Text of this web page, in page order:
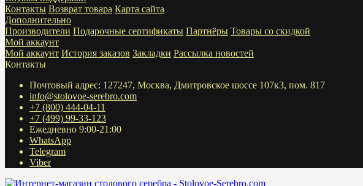
Контакты Возврат товара Карта сайта
Дополнительно
Производители Подарочные сертификаты Партнёры Товары со скидкой
Мой аккаунт
Мой аккаунт История заказов Закладки Рассылка новостей
Контакты
Почтовый адрес: 127247, Москва, Дмитровское шоссе 107к3, пом. 817
info@stolovoe-serebro.com
+7 (800) 444-04-11
+7 (499) 99-33-123
Ежедневно 9:00-21:00
WhatsApp
Telegram
Viber